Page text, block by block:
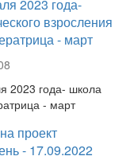
2023 года-
взросления
- март
2023 года- школа
- март
проект
- 17.09.2022